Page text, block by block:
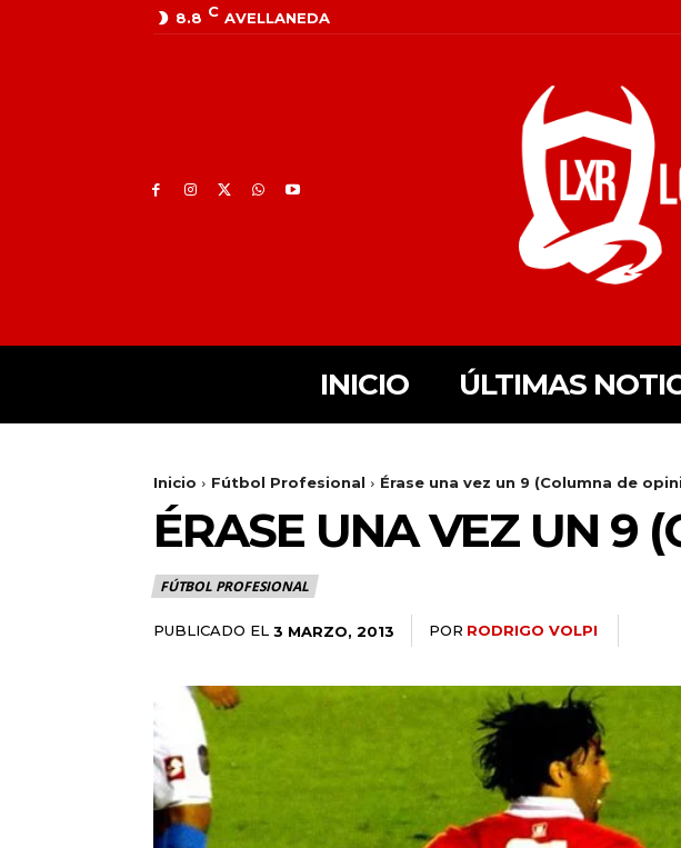
8.8 C AVELLANEDA
INICIO ÚLTIMAS
Inicio Fútbol Profesional Érase una vez un 9 (Columna de
ÉRASE UNA VEZ UN 9
FÚTBOL PROFESIONAL
PUBLICADO EL 3 MARZO, 2013 POR RODRIGO VOLPI